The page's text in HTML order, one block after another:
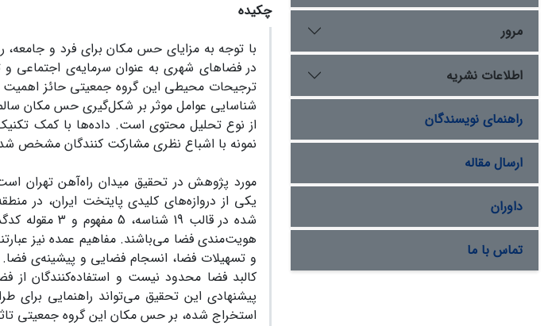
چکیده
با توجه به مزایای حس ‌مکان برای فرد و جامعه،
در فضاهای شهری به عنوان سرمایه‌ی اجتماعی
ترجیحات محیطی این گروه جمعیتی حائز
شناسایی عوامل موثر بر شکل‌گیری حس مکان
از نوع تحلیل محتوی است. داده‌ها با کمک
نمونه با اشباع نظری مشارکت کنندگان مشخص
مورد پژوهش در تحقیق میدان راه‌آهن تهران
شده در قالب 19
هویت‌مندی فضا می‌باشند. مفاهیم عمده نیز
و تسهیلات فضا، انسجام فضایی و پیشینه‌ی فضا.
کالبد فضا محدود نیست و استفاده‌کنندگان
پیشنهادی این تحقیق می‌تواند راهنمایی برای
استخراج شده، بر حس مکان این گروه جمعیتی
مرور
اطلاعات نشریه
راهنمای نویسندگان
ارسال مقاله
داوران
تماس با ما